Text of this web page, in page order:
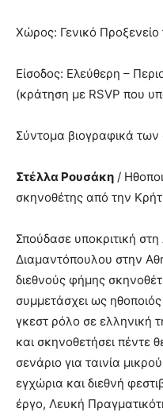
Χώρος: Γενικό
Είσοδος: Ελεύθερη –
(κράτηση με RSVP που
Σύντομα βιογραφικά
Στέλλα Ρουσάκη /
σκηνοθέτης από την
Σπούδασε υποκριτική
Διαμαντόπουλου στην
διεθνούς φήμης
συμμετάσχει ως
γκεστ ρόλο σε ελληνική
και σκηνοθετήσει πέντε
σενάριο για ταινία
εγχώρια και διεθνή
έργο, Λευκή